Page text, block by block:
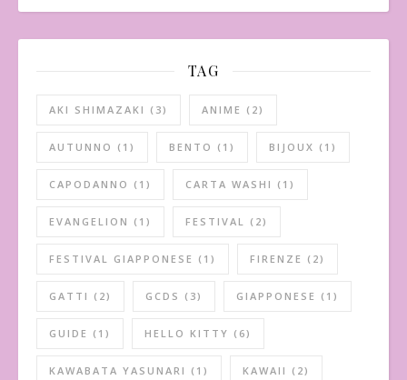
TAG
AKI SHIMAZAKI (3) ANIME (2)
AUTUNNO (1) BENTO (1) BIJOUX (1)
CAPODANNO (1) CARTA WASHI (1)
EVANGELION (1) FESTIVAL (2)
FESTIVAL GIAPPONESE (1) FIRENZE (2)
GATTI (2) GCDS (3) GIAPPONESE (1)
GUIDE (1) HELLO KITTY (6)
KAWABATA YASUNARI (1) KAWAII (2)